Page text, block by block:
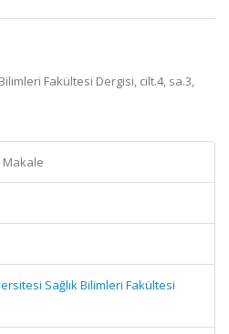
Fakültesi Dergisi, cilt.4, sa.3,
Makale
Sağlık Bilimleri Fakültesi